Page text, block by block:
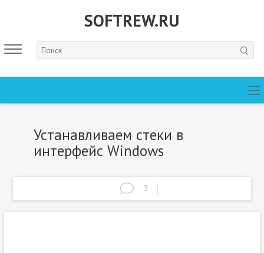
SOFTREW.RU
Устанавливаем стеки в
интерфейс Windows
3